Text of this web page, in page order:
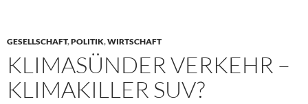
GESELLSCHAFT,POLITIK,WIRTSCHAFT
KLIMASÜNDER VERKEHR –
KLIMAKILLER SUV?